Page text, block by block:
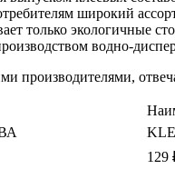
широкий
только экологичные
водно-
производителями,
129